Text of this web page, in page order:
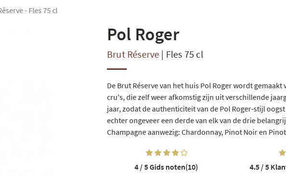
- Fles 75 cl
Pol Roger
Brut Réserve | Fles 75 cl
De Brut Réserve van het huis Pol Rogerwordt gemaakt
cru's, die zelf weer afkomstig zijn uit verschillende
jaar, zodat de authenticiteit van de Pol Roger-stijl
echter ongeveer een derde van elk van de drie
Champagne aanwezig: Chardonnay, Pinot Noir en
4 / 5Gids noten(10) 4.5 / 5